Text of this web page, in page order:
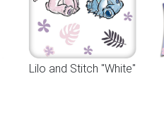
Lilo and Stitch "White"